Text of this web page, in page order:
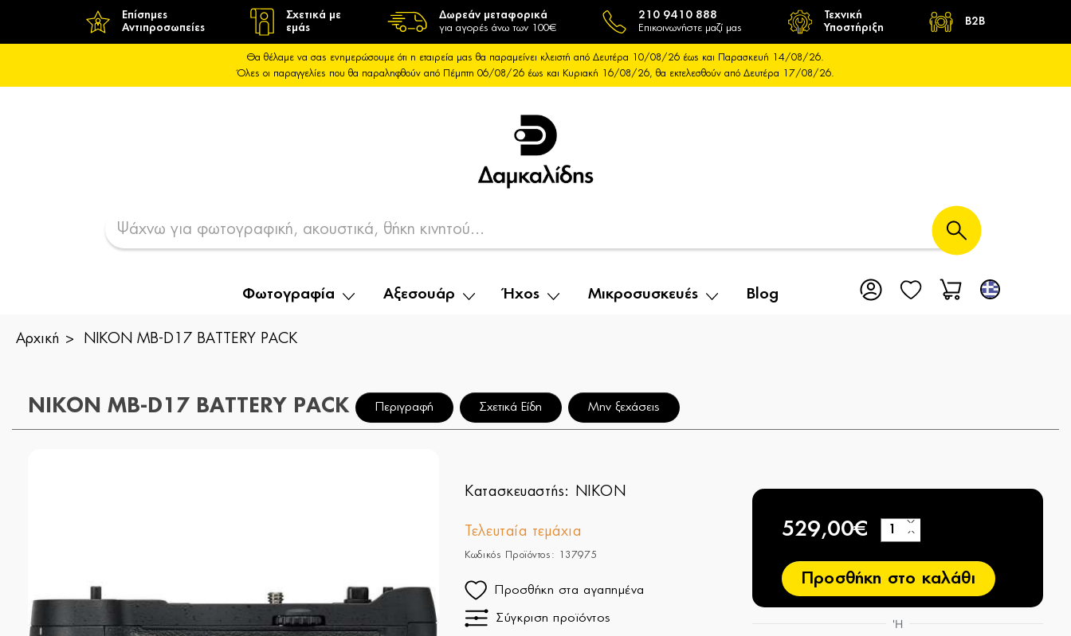
Επίσημες
Αντιπροσωπείες
Σχετικά με
εμάς
Δωρεάν μεταφορικά
για αγορές άνω των 100€
210 9410 888
Επικοινωνήστε μαζί μας
Τεχνική
Υποστήριξη
B2B
Θα θέλαμε να σας ενημερώσουμε ότι η εταιρεία μας θα παραμείνει κλειστή από Δευτέρα 10/08/26 έως και Παρασκευή 14/08/26.
Όλες οι παραγγελίες που θα παραληφθούν από Πέμπτη 06/08/26 έως και Κυριακή 16/08/26, θα εκτελεσθούν από Δευτέρα 17/08/26.
Φωτογραφία Αξεσουάρ Ήχος Μικροσυσκευές Blog
Αρχική NIKON MB-D17 BATTERY PACK
NIKON MB-D17 BATTERY PACK Περιγραφή Σχετικά Είδη Μην ξεχάσεις
Κατασκευαστής: NIKON
Τελευταία τεμάχια
Κωδικός Προϊόντος: 137975
Προσθήκη στα αγαπημένα
Σύγκριση προϊόντος
529,00€ −
+
Προσθήκη στο καλάθι